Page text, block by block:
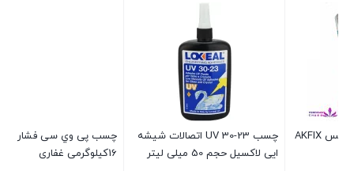
چسب پی وي سی فشار قوي
چسب پلی اورتان دربی Derby D91
280ML